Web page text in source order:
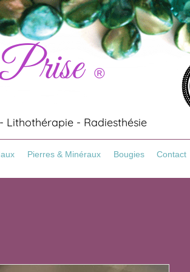
®
Lithothérapie - Radiesthésie
Pierres & Minéraux Bougies Contact